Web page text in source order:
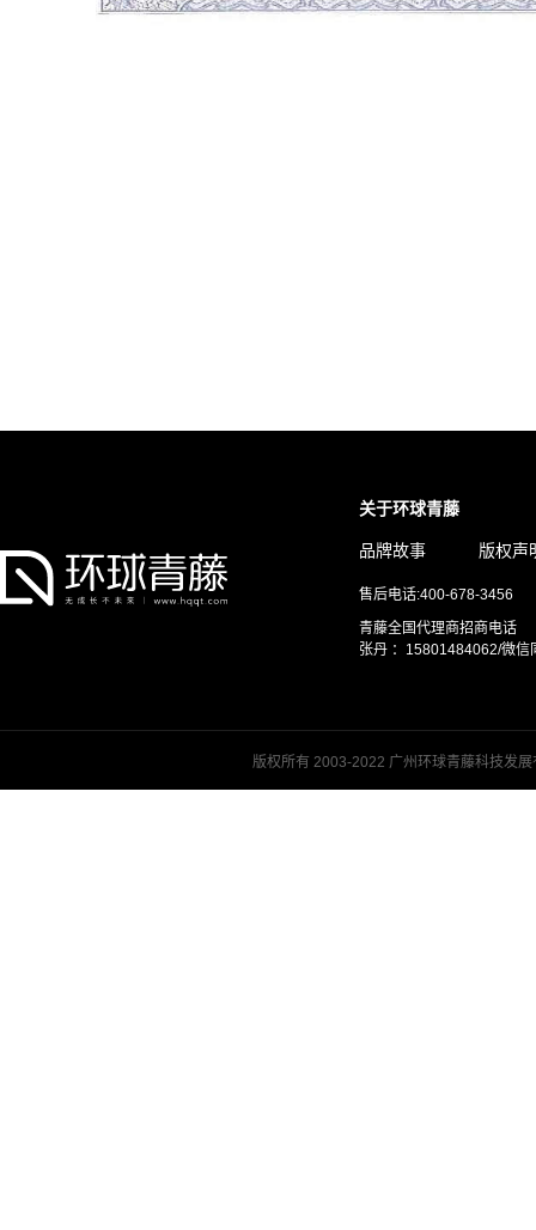
关于环球青藤
品牌故事 版权声
售后电话:400-678-3456
青藤全国代理商招商电话
张丹 ：15801484062/微
版权所有 2003-2022 广州环球青藤科技发